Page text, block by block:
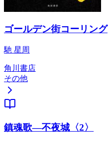
ゴールデン街コーリング
馳 星周
角川書店
その他
鎮魂歌―不夜城〈2〉